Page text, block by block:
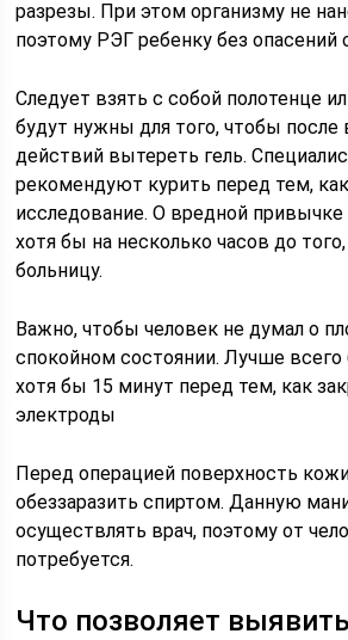
разрезы. При этом организму не
поэтому РЭГ ребенку без опасений
Следует взять с собой полотенце
будут нужны для того, чтобы после
действий вытереть гель.
рекомендуют курить перед тем,
исследование. О вредной
хотя бы на несколько часов до
больницу.
Важно, чтобы человек не думал о
спокойном состоянии. Лучше всего
хотя бы 15 минут перед тем, как
электроды
Перед операцией поверхность
обеззаразить спиртом. Данную
осуществлять врач, поэтому от
потребуется.
Что позволяет